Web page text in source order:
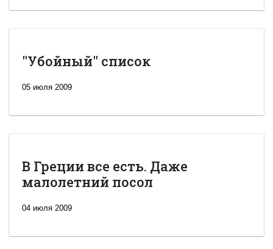
"Убойный" список
05 июля 2009
В Греции все есть. Даже
малолетний посол
04 июля 2009
Новая